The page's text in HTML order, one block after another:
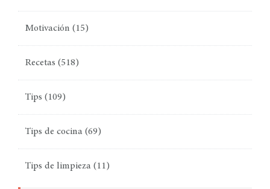
Motivación (15)
Recetas (518)
Tips (109)
Tips de cocina (69)
Tips de limpieza (11)